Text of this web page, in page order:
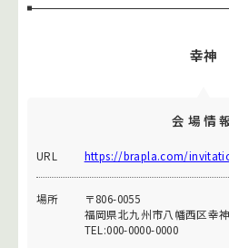
幸神
会場情
URL https://brapla.com/
場所
〒806-0055
福岡県北九州市八幡西区幸神
TEL:000-0000-0000